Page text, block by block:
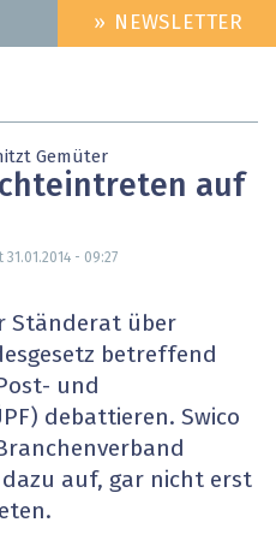
HEADER
MENU
» NEWSLETTER
Gemüter
auf
31.01.2014 - 09:27
Ständerat über
betreffend
und
debattieren. Swico
auf, gar nicht erst